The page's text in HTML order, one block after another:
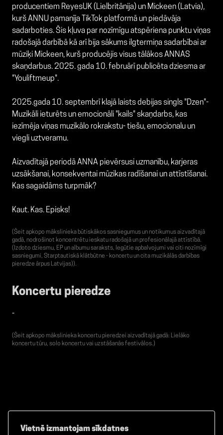
producentiem ReyesUK (Lielbritānija) un Mickeen (Latvia),
kurš ANNU pamanīja TikTok platformā un piedāvāja
sadarboties. Šis kļuva par nozīmīgu atspēriena punktu viņas
radošajā darbībā kā arī bija sākums ilgtermiņa sadarbībai ar
mūziķi Mickeen, kurš producējis visus tālākos ANNAS
skaņdarbus. 2025. gada 10. februārī publicēta dziesma ar
"Youliftmeup".
2025.gada 10. septembrī klajā laists debijas singls "Dzen"-
Muzikāli ieturēts un emocionāli "kails" skaņdarbs, kas
iezīmēja viņas muzikālo rokrakstu- tiešu, emocionalu un
viegli uztveramu.
Aizvadītajā periodā ANNA pievērsusi uzmanību, karjeras
uzsākšanai, konsekventai mūzikas radīšanai un attīstīšanai.
Kas sagaidāms turpmāk?
Kaut. Kas. Episks!
(Šeit apkopo mākslinieka būtiskākos sasniegumus un notikumus aizvadītajā
gadā, nodrošinot koncentrētu ieskatu radošajā un profesionālajā attīstībā.
(Izdoto dziesmu, EP un albumu saraksts, Iegūtie apbalvojumi vai citi nozīmīgi
sasniegumi, Starptautiskā klātbūtne - koncertu un cita muzikālās darbības
pieredze ārpus Latvijas)).
Koncertu pieredze
-
(Šeit apkopo mākslinieka koncertu pieredzei aizvadītajā gadā: Lielāko
koncertu tūru, solo koncertu vai uzstāšanās festivālos.)
Vietnē izmantojam sīkdatnes